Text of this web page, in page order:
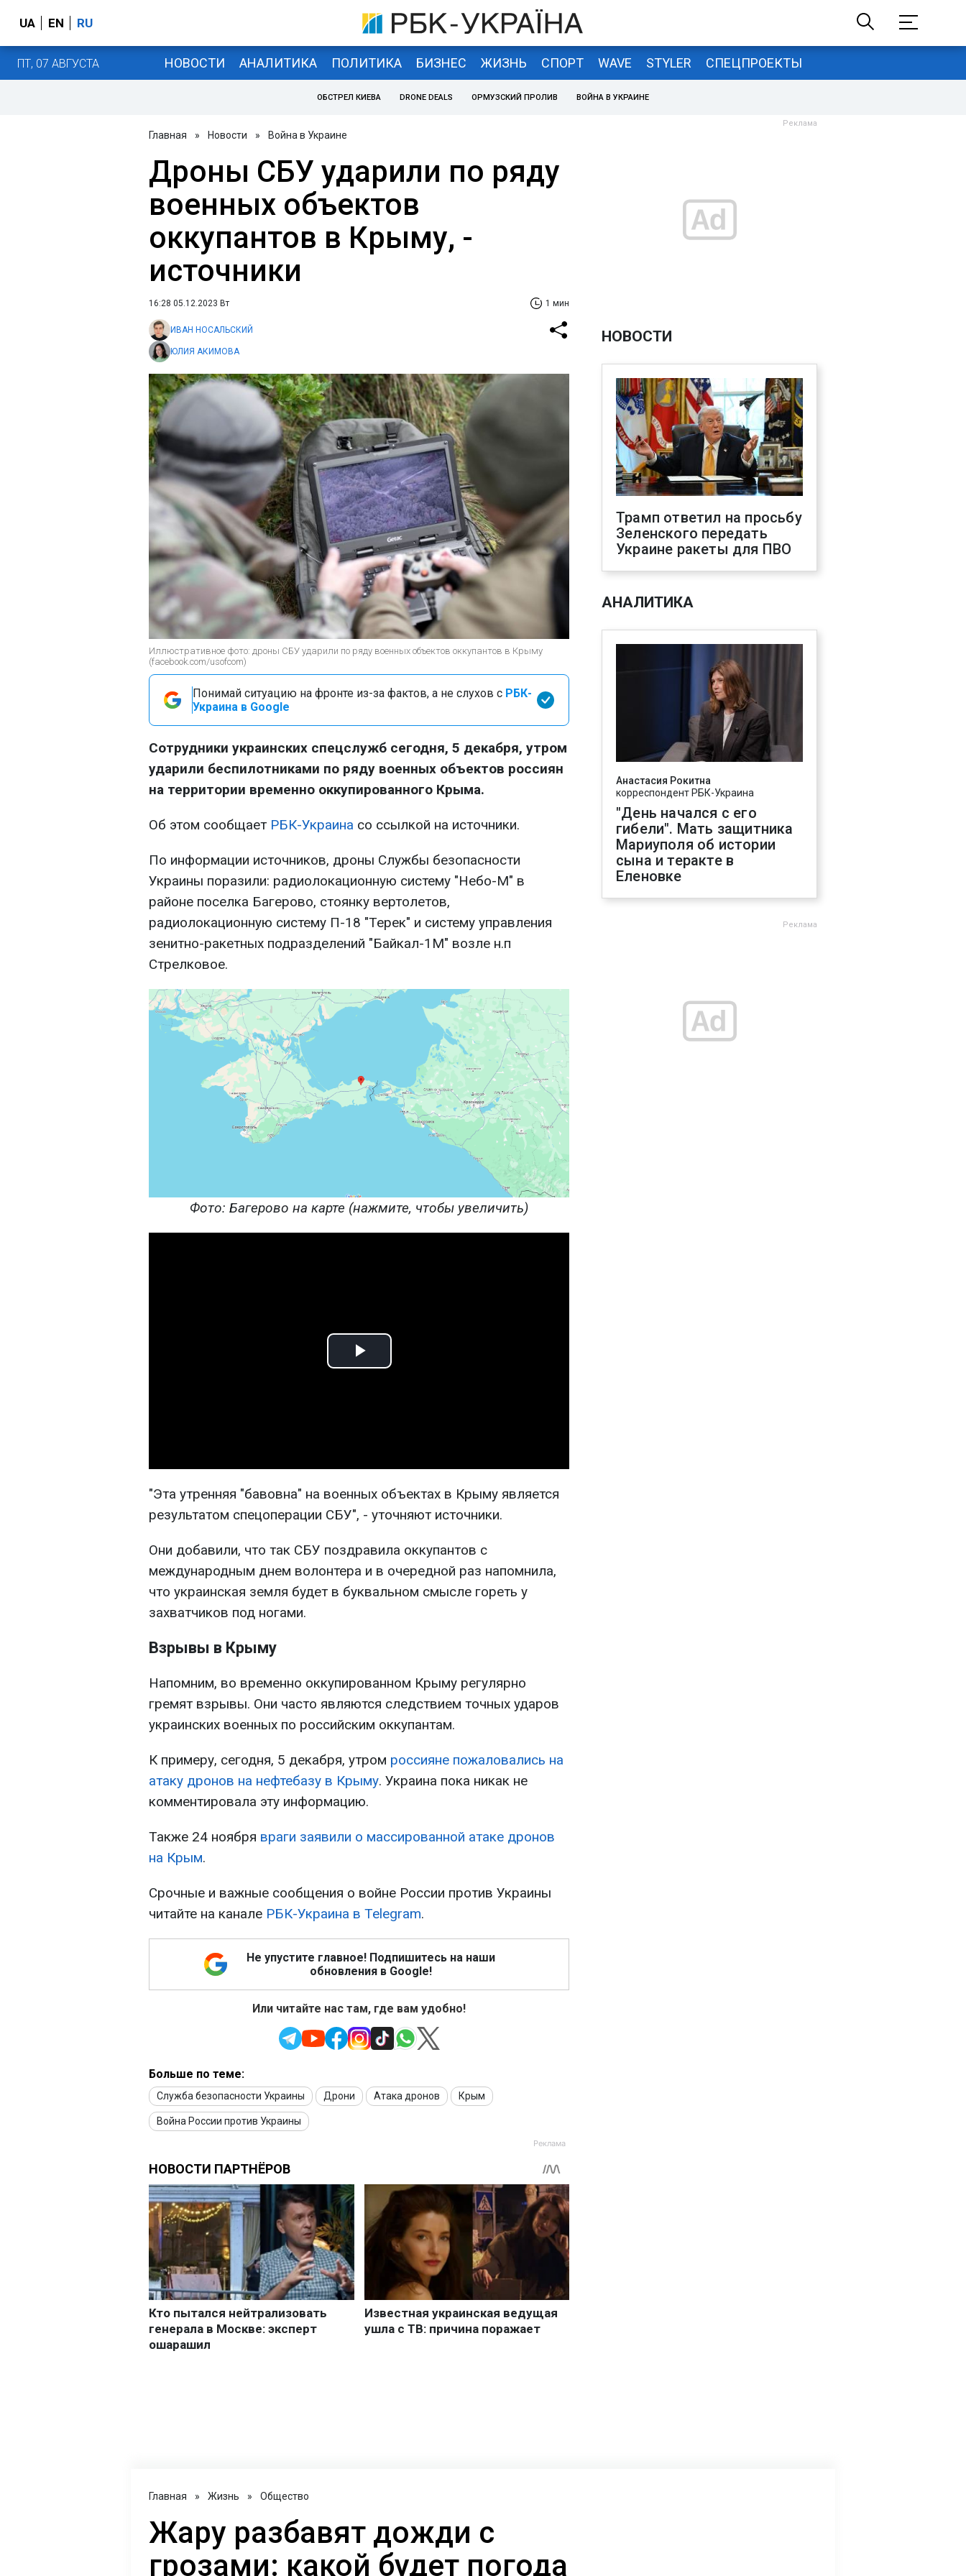
UA EN RU
ПТ, 07 АВГУСТА НОВОСТИ АНАЛИТИКА ПОЛИТИКА БИЗНЕС ЖИЗНЬ СПОРТ WAVE STYLER СПЕЦПРОЕКТЫ
ОБСТРЕЛ КИЕВА DRONE DEALS ОРМУЗСКИЙ ПРОЛИВ ВОЙНА В УКРАИНЕ
Главная » Новости » Война в Украине
Дроны СБУ ударили по ряду
военных объектов
оккупантов в Крыму, -
источники
16:28 05.12.2023 Вт 1 мин
ИВАН НОСАЛЬСКИЙ
ЮЛИЯ АКИМОВА
Иллюстративное фото: дроны СБУ ударили по ряду военных объектов оккупантов в Крыму
(facebook.com/usofcom)
Понимай ситуацию на фронте из-за фактов, а не слухов с РБК-
Украина в Google
Сотрудники украинских спецслужб сегодня, 5 декабря, утром
ударили беспилотниками по ряду военных объектов россиян
на территории временно оккупированного Крыма.
Об этом сообщает РБК-Украина со ссылкой на источники.
По информации источников, дроны Службы безопасности
Украины поразили: радиолокационную систему "Небо-М" в
районе поселка Багерово, стоянку вертолетов,
радиолокационную систему П-18 "Терек" и систему управления
зенитно-ракетных подразделений "Байкал-1М" возле н.п
Стрелковое.
Фото: Багерово на карте (нажмите, чтобы увеличить)
Play
"Эта утренняя "бавовна" на военных объектах в Крыму является
результатом спецоперации СБУ", - уточняют источники.
Они добавили, что так СБУ поздравила оккупантов с
международным днем волонтера и в очередной раз напомнила,
что украинская земля будет в буквальном смысле гореть у
захватчиков под ногами.
Взрывы в Крыму
Напомним, во временно оккупированном Крыму регулярно
гремят взрывы. Они часто являются следствием точных ударов
украинских военных по российским оккупантам.
К примеру, сегодня, 5 декабря, утром россияне пожаловались на
атаку дронов на нефтебазу в Крыму. Украина пока никак не
комментировала эту информацию.
Также 24 ноября враги заявили о массированной атаке дронов
на Крым.
Срочные и важные сообщения о войне России против Украины
читайте на канале РБК-Украина в Telegram.
Не упустите главное! Подпишитесь на наши
обновления в Google!
Или читайте нас там, где вам удобно!
Больше по теме:
Служба безопасности Украины Дрони Атака дронов Крым
Война России против Украины
НОВОСТИ
Трамп ответил на просьбу
Зеленского передать
Украине ракеты для ПВО
АНАЛИТИКА
Анастасия Рокитна
корреспондент РБК-Украина
"День начался с его
гибели". Мать защитника
Мариуполя об истории
сына и теракте в
Еленовке
Главная » Жизнь » Общество
Жару разбавят дожди с
грозами: какой будет погода